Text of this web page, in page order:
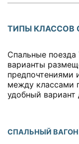
ТИПЫ КЛАССОВ
Спальные поезда
варианты
между классами
удобный вариант
СПАЛЬНЫЙ